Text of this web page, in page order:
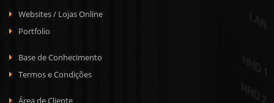
Websites / Lojas Online
Portfolio
Base de Conhecimento
Termos e Condições
Área de Cliente